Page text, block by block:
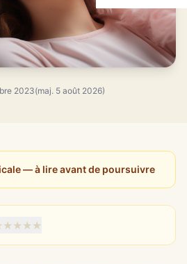
2023(maj. 5 août 2026)
— à lire avant de poursuivre
★★★★